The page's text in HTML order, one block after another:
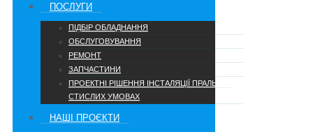
ПОСЛУГИ
ПІДБІР ОБЛАДНАННЯ
ОБСЛУГОВУВАННЯ
РЕМОНТ
ЗАПЧАСТИНИ
ПРОЕКТНІ РІШЕННЯ ІНСТАЛЯЦІЇ ПРАЛЬНІ В
СТИСЛИХ УМОВАХ
НАШІ ПРОЄКТИ